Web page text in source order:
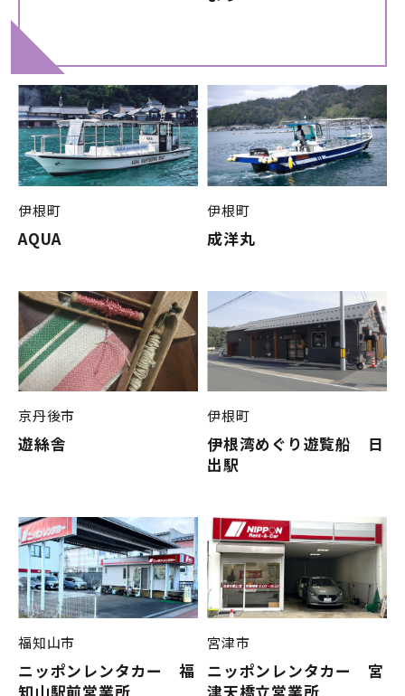
伊根町
AQUA
伊根町
成洋丸
京丹後市
遊絲舎
伊根町
伊根湾めぐり遊覧船 日
出駅
福知山市
ニッポンレンタカー 福
宮津市
ニッポンレンタカー 宮